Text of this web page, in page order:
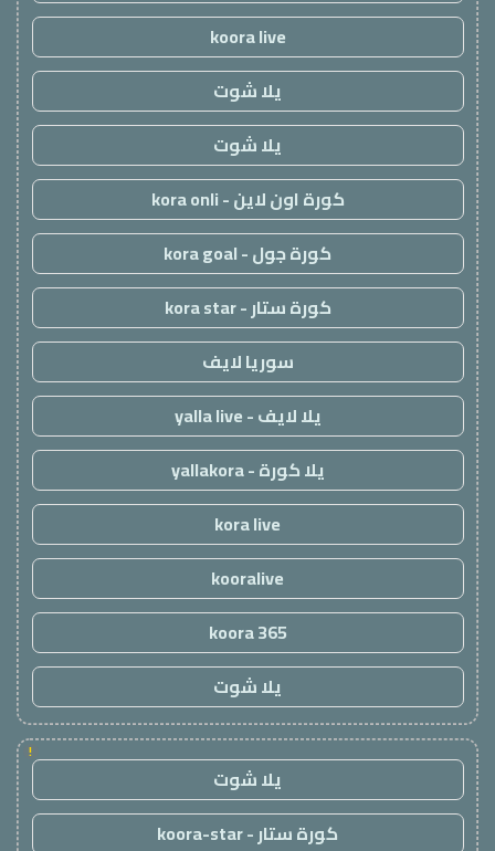
koora live
يلا شوت
يلا شوت
كورة اون لاين - kora onli
كورة جول - kora goal
كورة ستار - kora star
سوريا لايف
يلا لايف - yalla live
يلا كورة - yallakora
kora live
kooralive
koora 365
يلا شوت
!
يلا شوت
كورة ستار - koora-star